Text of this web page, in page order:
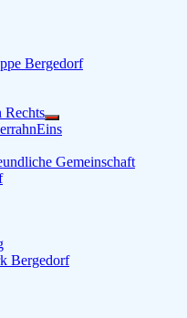
Bergedorf
Rechts
Untermenü
anzeigen
Gemeinschaft
Bergedorf